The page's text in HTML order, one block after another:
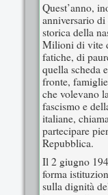
Quest’anno,
anniversario di
storica della
Milioni di vite
fatiche, di
quella scheda
fronte,
che volevano
fascismo e
italiane,
partecipare
Repubblica.
Il 2 giugno
forma
sulla dignità